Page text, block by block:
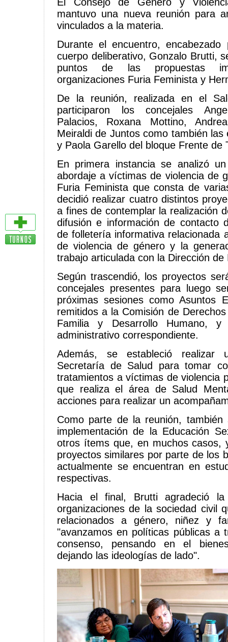
mantuvo una nueva reunión para
vinculados a la materia.
Durante el encuentro,
cuerpo deliberativo, Gonzalo Brutti,
puntos de las propuestas
organizaciones Furia Feminista y
De la reunión, realizada en el
participaron los concejales
Palacios, Roxana Mottino,
Meiraldi de Juntos como también
y Paola Garello del bloque Frente de
En primera instancia se analizó
abordaje a víctimas de violencia de
Furia Feminista que consta de
decidió realizar cuatro distintos
a fines de contemplar la realización
difusión e información de contacto
de folletería informativa relacionada
de violencia de género y la
trabajo articulada con la Dirección
Según trascendió, los proyectos
concejales presentes para luego
próximas sesiones como Asuntos
remitidos a la Comisión de
Familia y Desarrollo Humano,
administrativo correspondiente.
Además, se estableció realizar
Secretaría de Salud para tomar
tratamientos a víctimas de violencia
que realiza el área de Salud
acciones para realizar un
Como parte de la reunión,
implementación de la Educación
otros ítems que, en muchos casos,
proyectos similares por parte de los
actualmente se encuentran en
respectivas.
Hacia el final, Brutti agradeció
organizaciones de la sociedad civil
relacionados a género, niñez y
"avanzamos en políticas públicas a
consenso, pensando en el
dejando las ideologías de lado".